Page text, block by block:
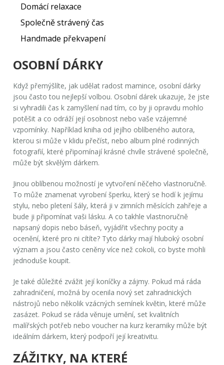
Domácí relaxace
Společně strávený čas
Handmade překvapení
OSOBNÍ DÁRKY
Když přemýšlíte, jak udělat radost mamince, osobní dárky
jsou často tou nejlepší volbou. Osobní dárek ukazuje, že jste
si vyhradili čas k zamyšlení nad tím, co by ji opravdu mohlo
potěšit a co odráží její osobnost nebo vaše vzájemné
vzpomínky. Například kniha od jejího oblíbeného autora,
kterou si může v klidu přečíst, nebo album plné rodinných
fotografií, které připomínají krásné chvíle strávené společně,
může být skvělým dárkem.
Jinou oblíbenou možností je vytvoření něčeho vlastnoručně.
To může znamenat vyrobení šperku, který se hodí k jejímu
stylu, nebo pletení šály, která ji v zimních měsících zahřeje a
bude ji připomínat vaši lásku. A co takhle vlastnoručně
napsaný dopis nebo báseň, vyjádřit všechny pocity a
ocenění, které pro ni cítíte? Tyto dárky mají hluboký osobní
význam a jsou často ceněny více než cokoli, co byste mohli
jednoduše koupit.
Je také důležité zvážit její koníčky a zájmy. Pokud má ráda
zahradničení, možná by ocenila nový set zahradnických
nástrojů nebo několik vzácných semínek květin, které může
zasázet. Pokud se ráda věnuje umění, set kvalitních
malířských potřeb nebo voucher na kurz keramiky může být
ideálním dárkem, který podpoří její kreativitu.
ZÁŽITKY, NA KTERÉ